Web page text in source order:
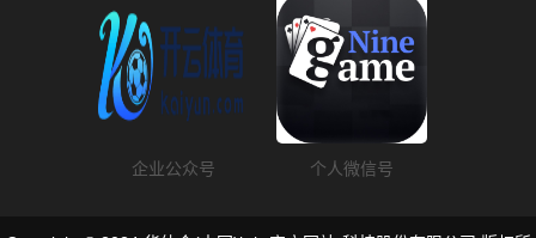
企业公众号 个人微信号